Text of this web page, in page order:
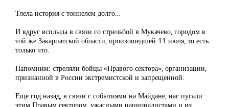
Тлела история с тоннелем долго…
И вдруг всплыла в связи со стрельбой в Мукачево, городом в
той же Закарпатской области, произошедшей 11 июля, то есть
только что.
Напомним: стреляли бойцы «Правого сектора», организации,
признанной в России экстремистской и запрещенной.
Еще год назад, в связи с событиями на Майдане, нас пугали
этим Правым сектором, ужасными националистами и их